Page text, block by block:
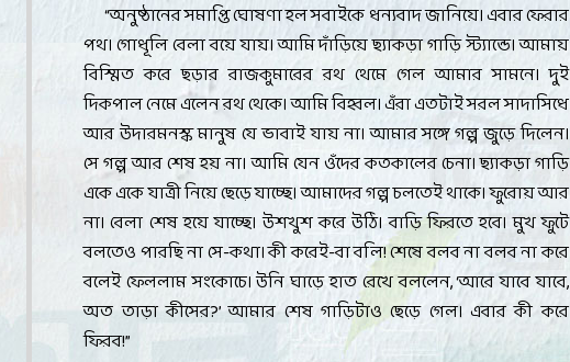
“অনুষ্ঠানের সমাপ্তি ঘোষণা হল সবাইকে ধন্যবাদ জানিয়ে। এবার ফেরার
পথ। গোধূলি বেলা বয়ে যায়। আমি দাঁড়িয়ে ছ্যাকড়া গাড়ি স্ট্যান্ডে। আমায়
বিস্মিত করে ছড়ার রাজকুমারের রথ থেমে গেল আমার সামনে। দুই
দিকপাল নেমে এলেন রথ থেকে। আমি বিহ্বল। এঁরা এতটাই সরল সাদাসিধে
আর উদারমনস্ক মানুষ যে ভাবাই যায় না। আমার সঙ্গে গল্প জুড়ে দিলেন।
সে গল্প আর শেষ হয় না। আমি যেন ওঁদের কতকালের চেনা। ছ্যাকড়া গাড়ি
একে একে যাত্রী নিয়ে ছেড়ে যাচ্ছে। আমাদের গল্প চলতেই থাকে। ফুরোয় আর
না। বেলা শেষ হয়ে যাচ্ছে। উশখুশ করে উঠি। বাড়ি ফিরতে হবে। মুখ ফুটে
বলতেও পারছি না সে-কথা। কী করেই-বা বলি! শেষে বলব না বলব না করে
বলেই ফেললাম সংকোচে। উনি ঘাড়ে হাত রেখে বললেন, ‘আরে যাবে যাবে,
অত তাড়া কীসের?’আমার শেষ গাড়িটাও ছেড়ে গেল। এবার কী করে
ফিরব!”